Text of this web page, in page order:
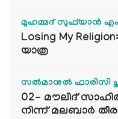
മുഹമ്മദ് സുഫ്‌യാൻ
Losing My
യാത്ര
സൽമാനുൽ ഫാരിസി
02- മൗലിദ്
നിന്ന് മലബാർ